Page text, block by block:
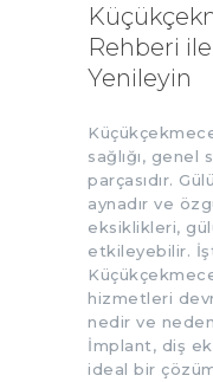
Rehberi
Yenileyin
sağlığı, genel
parçasıdır.
aynadır ve
eksiklikleri,
etkileyebilir.
hizmetleri
nedir ve
İmplant, diş
ideal bir